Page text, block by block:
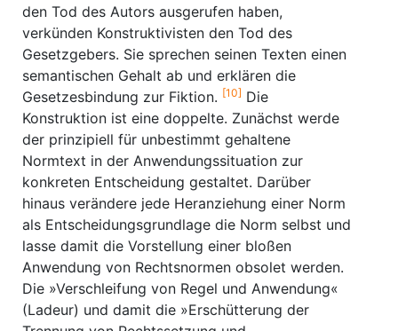
den Tod des Autors ausgerufen haben,
verkünden Konstruktivisten den Tod des
Gesetzgebers. Sie sprechen seinen Texten einen
semantischen Gehalt ab und erklären die
Gesetzesbindung zur Fiktion. [10] Die
Konstruktion ist eine doppelte. Zunächst werde
der prinzipiell für unbestimmt gehaltene
Normtext in der Anwendungssituation zur
konkreten Entscheidung gestaltet. Darüber
hinaus verändere jede Heranziehung einer Norm
als Entscheidungsgrundlage die Norm selbst und
lasse damit die Vorstellung einer bloßen
Anwendung von Rechtsnormen obsolet werden.
Die »Verschleifung von Regel und Anwendung«
(Ladeur) und damit die »Erschütterung der